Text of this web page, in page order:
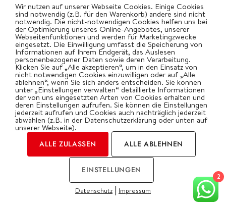
Wok
bigBBQ goes Social
Kategorien
2026 | by Oliver Gawryluk
Datenschutz 2
Wir nutzen auf unserer Webseite Cookies. Einige Cookies
sind notwendig (z.B. für den Warenkorb) andere sind nicht
notwendig. Die nicht-notwendigen Cookies helfen uns bei
der Optimierung unseres Online-Angebotes, unserer
Webseitenfunktionen und werden für Marketingzwecke
eingesetzt. Die Einwilligung umfasst die Speicherung von
Informationen auf Ihrem Endgerät, das Auslesen
personenbezogener Daten sowie deren Verarbeitung.
Klicken Sie auf „Alle akzeptieren“, um in den Einsatz von
nicht notwendigen Cookies einzuwilligen oder auf „Alle
ablehnen“, wenn Sie sich anders entscheiden. Sie können
unter „Einstellungen verwalten“ detaillierte Informationen
der von uns eingesetzten Arten von Cookies erhalten und
deren Einstellungen aufrufen. Sie können die Einstellungen
jederzeit aufrufen und Cookies auch nachträglich jederzeit
abwählen (z.B. in der Datenschutzerklärung oder unten auf
unserer Webseite).
ALLE ZULASSEN ALLE ABLEHNEN
EINSTELLUNGEN
Datenschutz | Impressum